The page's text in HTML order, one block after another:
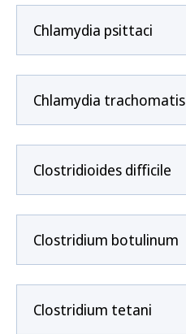
Chlamydia psittaci
Chlamydia trachomatis
Clostridioides difficile
Clostridium botulinum
Clostridium tetani